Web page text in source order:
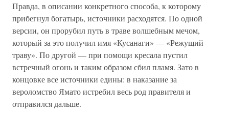
Правда, в описании конкретного способа, к которому
прибегнул богатырь, источники расходятся. По одной
версии, он прорубил путь в траве волшебным мечом,
который за это получил имя «Кусанаги» — «Режущий
траву». По другой — при помощи кресала пустил
встречный огонь и таким образом сбил пламя. Зато в
концовке все источники едины: в наказание за
вероломство Ямато истребил весь род правителя и
отправился дальше.